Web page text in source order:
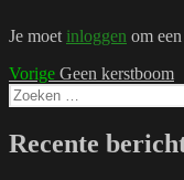
Je moetinloggen om
Bericht
navigatie
Vorige Vorig
bericht:
Geen kerstboom
Zoeken
naar:
Recente